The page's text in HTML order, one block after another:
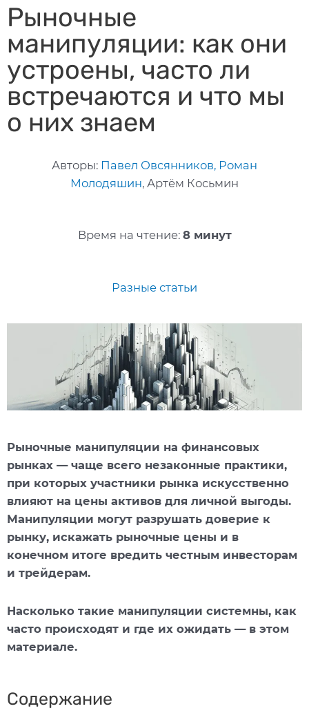
Рыночные
манипуляции: как они
устроены, часто ли
встречаются и что мы
о них знаем
Авторы: Павел Овсянников, Роман
Молодяшин, Артём Косьмин
Время на чтение: 8 минут
Разные статьи
Рыночные манипуляции на финансовых
рынках — чаще всего незаконные практики,
при которых участники рынка искусственно
влияют на цены активов для личной выгоды.
Манипуляции могут разрушать доверие к
рынку, искажать рыночные цены и в
конечном итоге вредить честным инвесторам
и трейдерам.
Насколько такие манипуляции системны, как
часто происходят и где их ожидать — в этом
материале.
Содержание